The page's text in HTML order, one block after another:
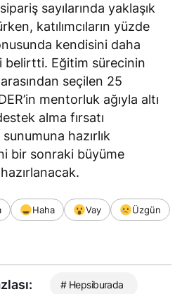
sayılarında yaklaşık
katılımcıların yüzde
kendisini daha
belirtti. Eğitim sürecinin
arasından seçilen 25
mentorluk ağıyla altı
alma fırsatı
hazırlık
bir sonraki büyüme
Haha Vay
Üzgün
# Hepsiburada